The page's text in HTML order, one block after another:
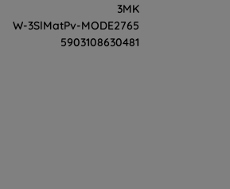
3MK
W-3SlMatPv-MODE2765
5903108630481